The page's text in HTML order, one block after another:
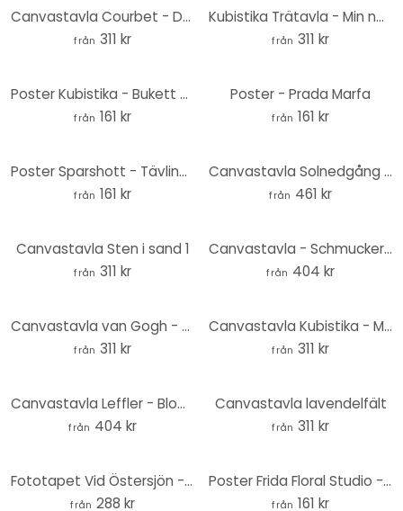
Canvastavla Courbet - Det lugna havet
från 311 kr
Kubistika Trätavla - Min natur - Rund
från 311 kr
Poster Kubistika - Bukett nr 5
från 161 kr
Poster - Prada Marfa
från 161 kr
Poster Sparshott - Tävlingsbilar
från 161 kr
Canvastavla Solnedgång på Manhattan
från 461 kr
Canvastavla Sten i sand 1
från 311 kr
Canvastavla - Schmucker - Var fri
från 404 kr
Canvastavla van Gogh - Mandelblommor Rosé
från 311 kr
Canvastavla Kubistika - Månsken
från 311 kr
Canvastavla Leffler - Blomsterbärare
från 404 kr
Canvastavla lavendelfält
från 311 kr
Fototapet Vid Östersjön - Rund - non-woven tapet/självhäftande non-woven tapet
från 288 kr
Poster Frida Floral Studio - Porträtt Frida
från 161 kr